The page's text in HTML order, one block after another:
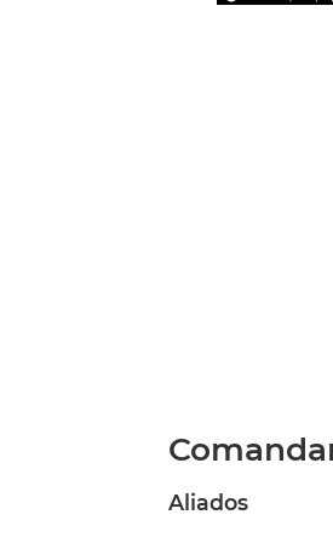
Aliados